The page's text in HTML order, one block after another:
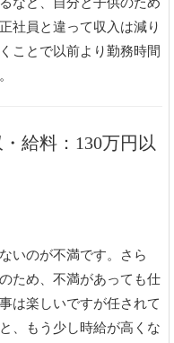
社員と違って収入は減り
ことで以前より勤務時間
給料：130万円以
いのが不満です。さら
ため、不満があっても仕
は楽しいですが任されて
、もう少し時給が高くな